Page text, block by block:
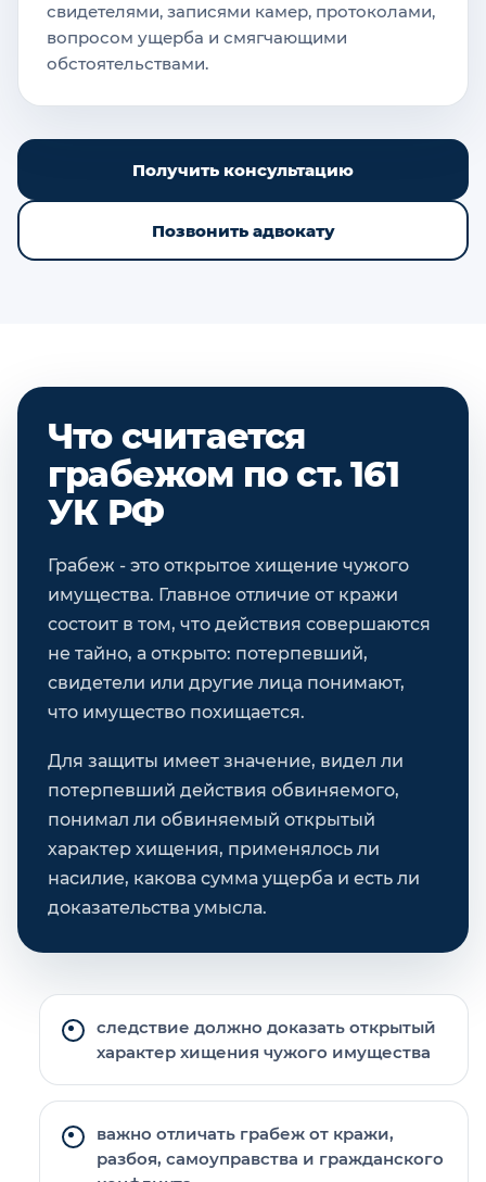
свидетелями, записями камер, протоколами,
вопросом ущерба и смягчающими
обстоятельствами.
Получить консультацию
Позвонить адвокату
Что считается
грабежом по ст. 161
УК РФ
Грабеж - это открытое хищение чужого
имущества. Главное отличие от кражи
состоит в том, что действия совершаются
не тайно, а открыто: потерпевший,
свидетели или другие лица понимают,
что имущество похищается.
Для защиты имеет значение, видел ли
потерпевший действия обвиняемого,
понимал ли обвиняемый открытый
характер хищения, применялось ли
насилие, какова сумма ущерба и есть ли
доказательства умысла.
следствие должно доказать открытый
характер хищения чужого имущества
важно отличать грабеж от кражи,
разбоя, самоуправства и гражданского